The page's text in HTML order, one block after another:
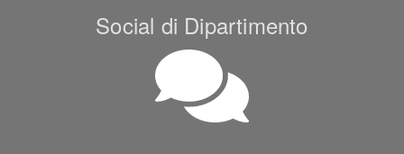
Social di Dipartimento